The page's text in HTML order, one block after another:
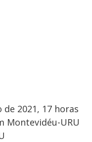
2021, 17 horas
Montevidéu-URU